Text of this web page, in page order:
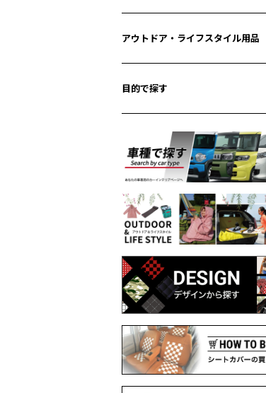
アウトドア・ライフスタイル用品
目的で探す